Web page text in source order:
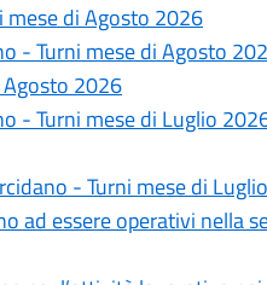
mese di Agosto 2026
- Turni mese di Agosto
2026
- Turni mese di Luglio
- Turni mese di
ad essere operativi nella